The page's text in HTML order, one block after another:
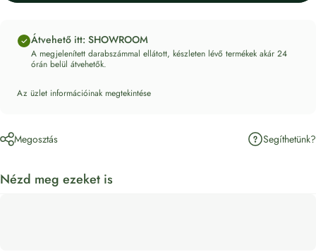
Átvehető itt: SHOWROOM
A megjelenített darabszámmal ellátott, készleten lévő termékek akár 24
órán belül átvehetők.
Az üzlet információinak megtekintése
Megosztás Segíthetünk?
Nézd meg ezeket is